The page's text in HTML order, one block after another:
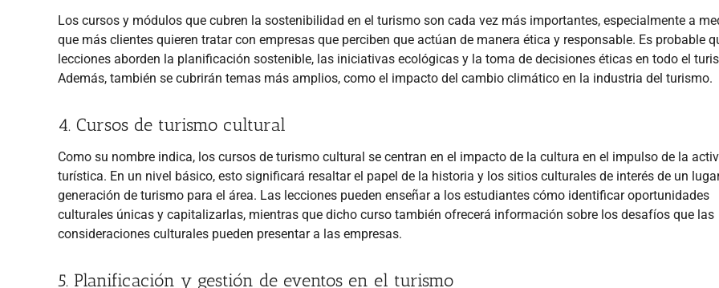
Los cursos y módulos que cubren la sostenibilidad en el turismo son cada vez más importantes, especialmente a
que más clientes quieren tratar con empresas que perciben que actúan de manera ética y responsable. Es probable
lecciones aborden la planificación sostenible, las iniciativas ecológicas y la toma de decisiones éticas en todo el
Además, también se cubrirán temas más amplios, como el impacto del cambio climático en la industria del turismo.
4. Cursos de turismo cultural
Como su nombre indica, los cursos de turismo cultural se centran en el impacto de la cultura en el impulso de la
turística. En un nivel básico, esto significará resaltar el papel de la historia y los sitios culturales de interés de un
generación de turismo para el área. Las lecciones pueden enseñar a los estudiantes cómo identificar oportunidades
culturales únicas y capitalizarlas, mientras que dicho curso también ofrecerá información sobre los desafíos que las
consideraciones culturales pueden presentar a las empresas.
5. Planificación y gestión de eventos en el turismo